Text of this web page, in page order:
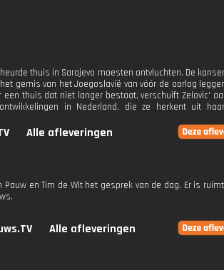
thuis in Sarajevo moesten ontvluchten. De
gemis van het Joegoslavië van vóór de oorlog
thuis dat niet langer bestaat, verschuift Zelovic'
in Nederland, die ze herkent uit
Alle afleveringen
en Tim de Wit het gesprek van de dag. Er is
Alle afleveringen